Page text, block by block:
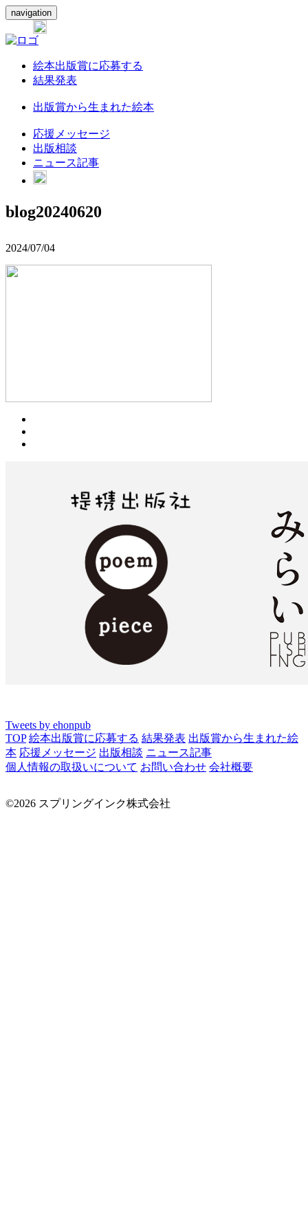
navigation
絵本出版賞に応募する
結果発表
出版賞から生まれた絵本
応援メッセージ
出版相談
ニュース記事
blog20240620
2024/07/04
Tweets by ehonpub
TOP 絵本出版賞に応募する 結果発表 出版賞から生まれた絵
本 応援メッセージ 出版相談 ニュース記事
個人情報の取扱いについて お問い合わせ 会社概要
©2026 スプリングインク株式会社